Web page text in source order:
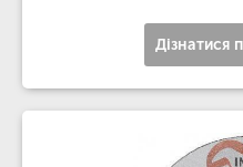
Дізнатися